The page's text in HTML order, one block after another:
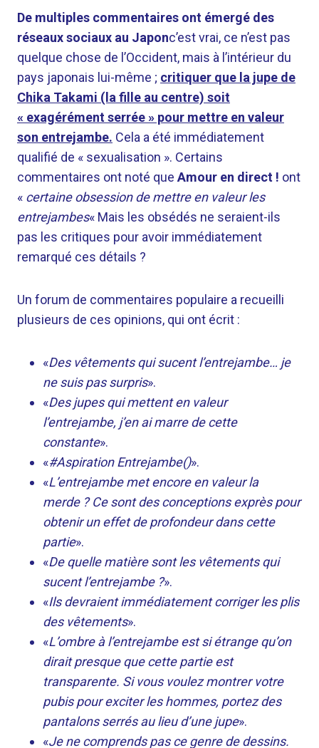
De multiples commentaires ont émergé des
réseaux sociaux au Japonc’est vrai, ce n’est pas
quelque chose de l’Occident, mais à l’intérieur du
pays japonais lui-même ; critiquer que la jupe de
Chika Takami (la fille au centre) soit
« exagérément serrée » pour mettre en valeur
son entrejambe. Cela a été immédiatement
qualifié de « sexualisation ». Certains
commentaires ont noté que Amour en direct ! ont
« certaine obsession de mettre en valeur les
entrejambes« Mais les obsédés ne seraient-ils
pas les critiques pour avoir immédiatement
remarqué ces détails ?
Un forum de commentaires populaire a recueilli
plusieurs de ces opinions, qui ont écrit :
«Des vêtements qui sucent l’entrejambe… je
ne suis pas surpris».
«Des jupes qui mettent en valeur
l’entrejambe, j’en ai marre de cette
constante».
«#Aspiration Entrejambe()».
«L’entrejambe met encore en valeur la
merde ? Ce sont des conceptions exprès pour
obtenir un effet de profondeur dans cette
partie».
«De quelle matière sont les vêtements qui
sucent l’entrejambe ?».
«Ils devraient immédiatement corriger les plis
des vêtements».
«L’ombre à l’entrejambe est si étrange qu’on
dirait presque que cette partie est
transparente. Si vous voulez montrer votre
pubis pour exciter les hommes, portez des
pantalons serrés au lieu d’une jupe».
«Je ne comprends pas ce genre de dessins.